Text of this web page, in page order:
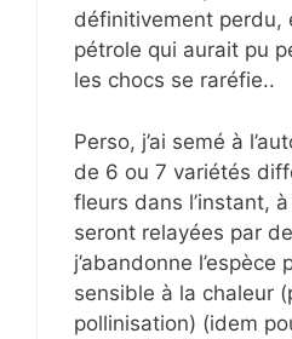
définitivement perdu,
pétrole qui aurait pu
les chocs se raréfie..
Perso, j’ai semé à
de 6 ou 7 variétés
fleurs dans l’instant,
seront relayées par
j’abandonne l’espèce
sensible à la chaleur
pollinisation) (idem